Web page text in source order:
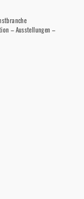
– Ausstellungen –